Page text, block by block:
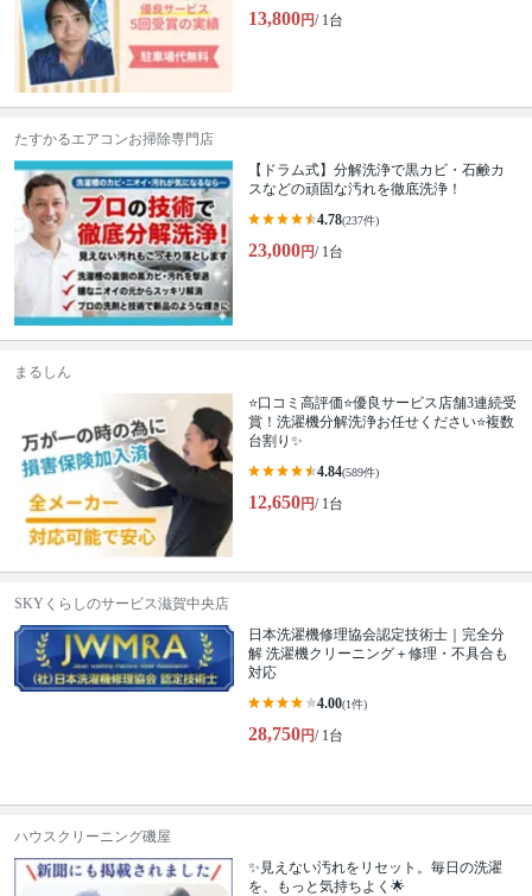
13,800円/ 1台
たすかるエアコンお掃除専門店
【ドラム式】分解洗浄で黒カビ・石鹸カ
スなどの頑固な汚れを徹底洗浄！
4.78(237件)
23,000円/ 1台
まるしん
⭐口コミ高評価⭐優良サービス店舗3連続受
賞！洗濯機分解洗浄お任せください⭐複数
台割り✨
4.84(589件)
12,650円/ 1台
SKYくらしのサービス滋賀中央店
日本洗濯機修理協会認定技術士｜完全分
解 洗濯機クリーニング＋修理・不具合も
対応
4.00(1件)
28,750円/ 1台
ハウスクリーニング磯屋
✨見えない汚れをリセット。毎日の洗濯
を、もっと気持ちよく🌟